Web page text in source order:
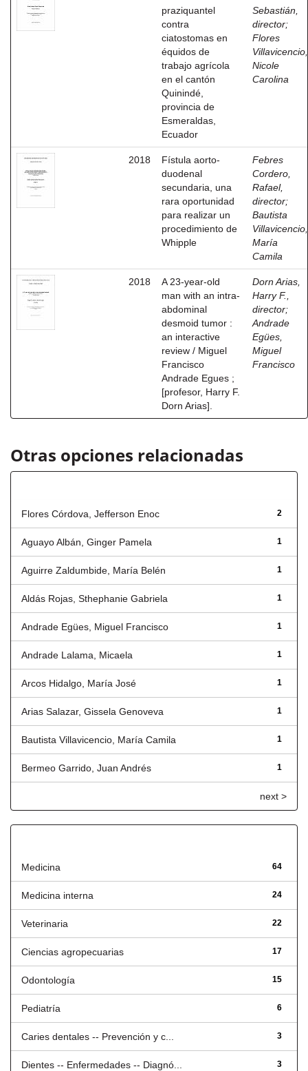
praziquantel
contra
ciatostomas en
équidos de
trabajo agrícola
en el cantón
Quinindé,
provincia de
Esmeraldas,
Ecuador
Sebastián,
director;
Flores
Villavicencio,
Nicole
Carolina
2018
Fístula aorto-
duodenal
secundaria, una
rara oportunidad
para realizar un
procedimiento de
Whipple
Febres
Cordero,
Rafael,
director;
Bautista
Villavicencio,
María
Camila
2018
A 23-year-old
man with an intra-
abdominal
desmoid tumor :
an interactive
review / Miguel
Francisco
Andrade Egues ;
[profesor, Harry F.
Dorn Arias].
Dorn Arias,
Harry F.,
director;
Andrade
Egües,
Miguel
Francisco
Otras opciones relacionadas
2
Flores Córdova, Jefferson Enoc
1
Aguayo Albán, Ginger Pamela
1
Aguirre Zaldumbide, María Belén
1
Aldás Rojas, Sthephanie Gabriela
1
Andrade Egües, Miguel Francisco
1
Andrade Lalama, Micaela
1
Arcos Hidalgo, María José
1
Arias Salazar, Gissela Genoveva
1
Bautista Villavicencio, María Camila
1
Bermeo Garrido, Juan Andrés
next >
64
Medicina
24
Medicina interna
22
Veterinaria
17
Ciencias agropecuarias
15
Odontología
6
Pediatría
3
Caries dentales -- Prevención y c...
3
Dientes -- Enfermedades -- Diagnó...